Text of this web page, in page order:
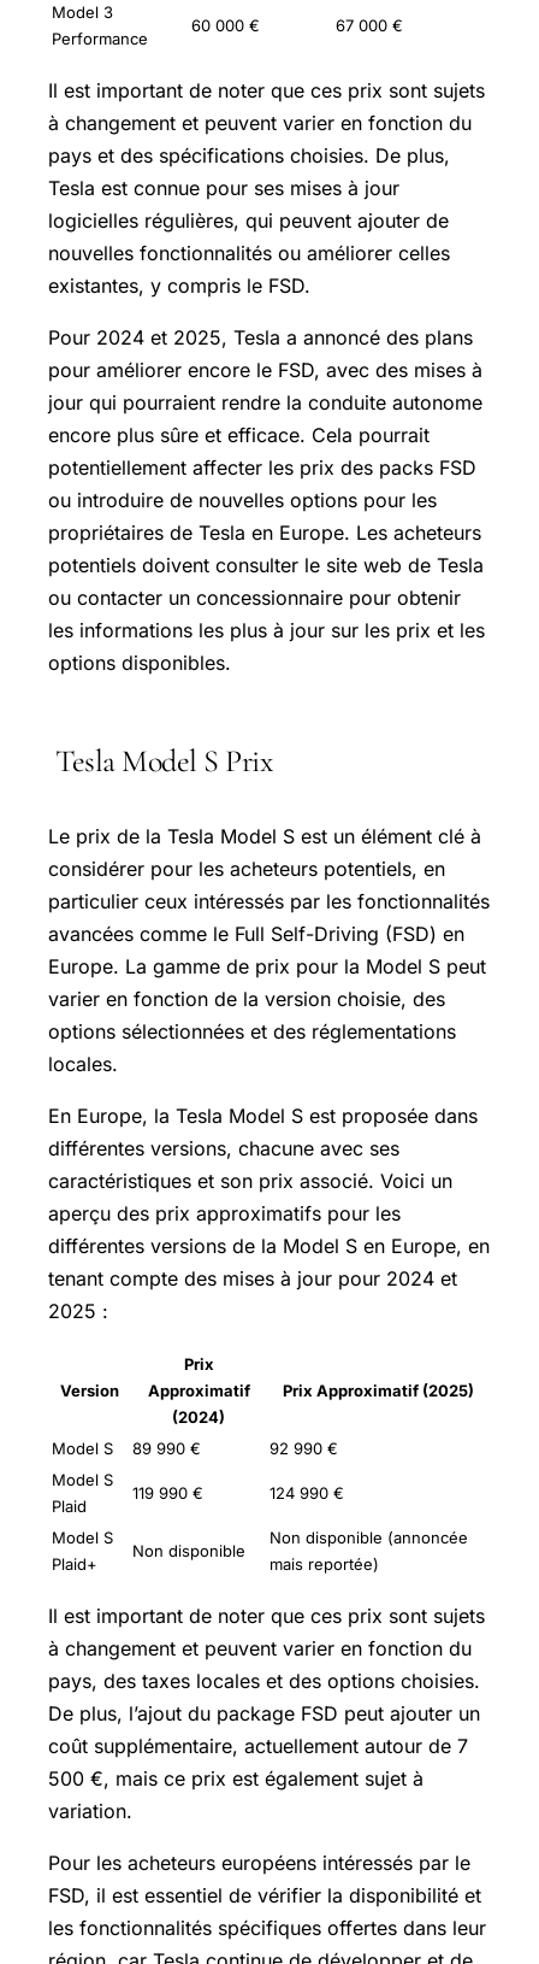
Model 3
Performance
60 000 € 67 000 €
Il est important de noter que ces prix sont sujets
à changement et peuvent varier en fonction du
pays et des spécifications choisies. De plus,
Tesla est connue pour ses mises à jour
logicielles régulières, qui peuvent ajouter de
nouvelles fonctionnalités ou améliorer celles
existantes, y compris le FSD.
Pour 2024 et 2025, Tesla a annoncé des plans
pour améliorer encore le FSD, avec des mises à
jour qui pourraient rendre la conduite autonome
encore plus sûre et efficace. Cela pourrait
potentiellement affecter les prix des packs FSD
ou introduire de nouvelles options pour les
propriétaires de Tesla en Europe. Les acheteurs
potentiels doivent consulter le site web de Tesla
ou contacter un concessionnaire pour obtenir
les informations les plus à jour sur les prix et les
options disponibles.
Tesla Model S Prix
Le prix de la Tesla Model S est un élément clé à
considérer pour les acheteurs potentiels, en
particulier ceux intéressés par les fonctionnalités
avancées comme le Full Self-Driving (FSD) en
Europe. La gamme de prix pour la Model S peut
varier en fonction de la version choisie, des
options sélectionnées et des réglementations
locales.
En Europe, la Tesla Model S est proposée dans
différentes versions, chacune avec ses
caractéristiques et son prix associé. Voici un
aperçu des prix approximatifs pour les
différentes versions de la Model S en Europe, en
tenant compte des mises à jour pour 2024 et
2025 :
Version
Prix
Approximatif
(2024)
Prix Approximatif (2025)
Model S 89 990 €
92 990 €
Model S
Plaid
119 990 € 124 990 €
Model S
Plaid+
Non disponible
Non disponible (annoncée
mais reportée)
Il est important de noter que ces prix sont sujets
à changement et peuvent varier en fonction du
pays, des taxes locales et des options choisies.
De plus, l’ajout du package FSD peut ajouter un
coût supplémentaire, actuellement autour de 7
500 €, mais ce prix est également sujet à
variation.
Pour les acheteurs européens intéressés par le
FSD, il est essentiel de vérifier la disponibilité et
les fonctionnalités spécifiques offertes dans leur